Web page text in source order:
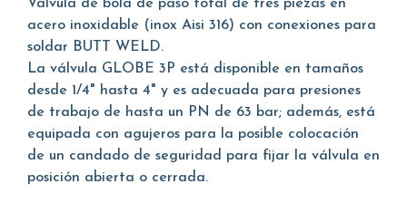
Válvula de bola de paso total de tres piezas en
acero inoxidable (inox Aisi 316) con conexiones para
soldar BUTT WELD.
La válvula GLOBE 3P está disponible en tamaños
desde 1/4" hasta 4" y es adecuada para presiones
de trabajo de hasta un PN de 63 bar; además, está
equipada con agujeros para la posible colocación
de un candado de seguridad para fijar la válvula en
posición abierta o cerrada.